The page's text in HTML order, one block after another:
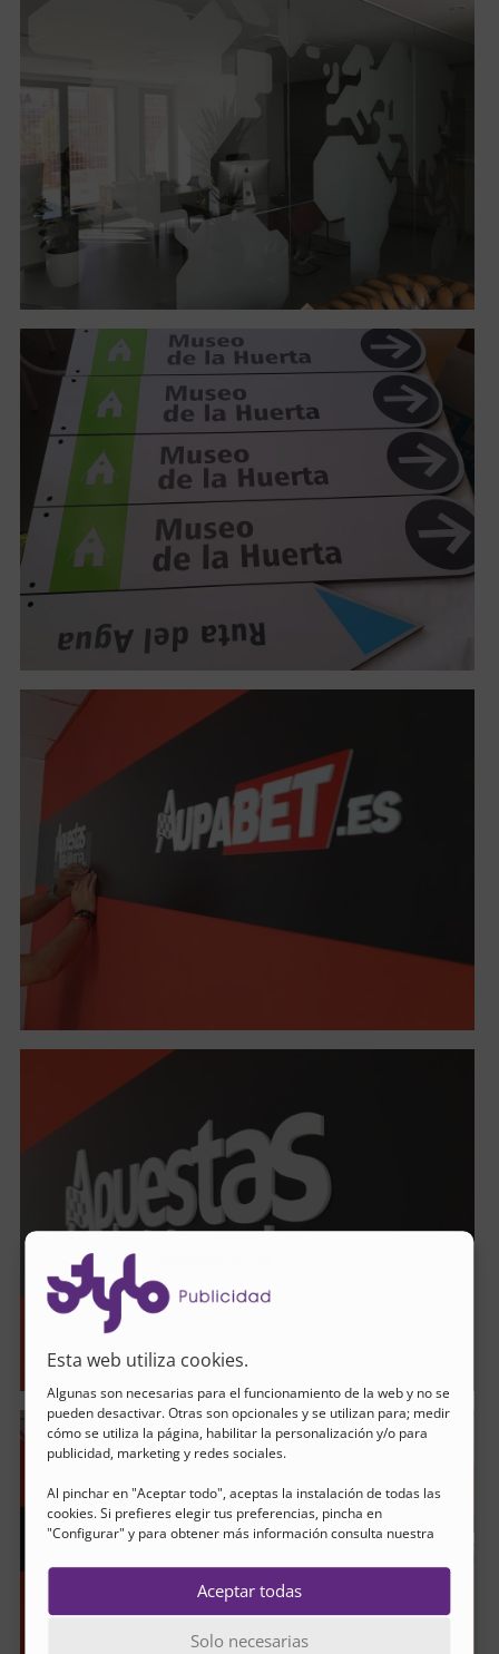
Esta web utiliza cookies.
Algunas son necesarias para el funcionamiento de la web y no se
pueden desactivar. Otras son opcionales y se utilizan para; medir
cómo se utiliza la página, habilitar la personalización y/o para
publicidad, marketing y redes sociales.
Al pinchar en "Aceptar todo", aceptas la instalación de todas las
cookies. Si prefieres elegir tus preferencias, pincha en
"Configurar" y para obtener más información consulta nuestra
Aceptar todas
Solo necesarias